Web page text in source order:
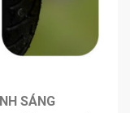
SÁNG